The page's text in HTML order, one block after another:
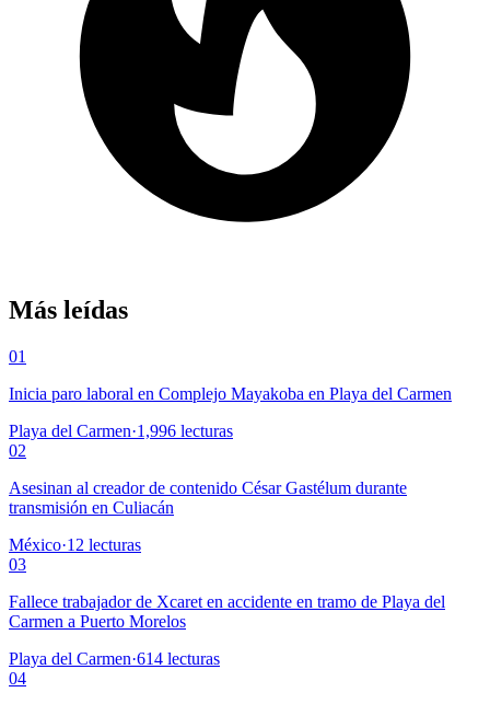
Más leídas
01
Inicia paro laboral en Complejo Mayakoba en Playa del Carmen
Playa del Carmen·1,996 lecturas
02
Asesinan al creador de contenido César Gastélum durante
transmisión en Culiacán
México·12 lecturas
03
Fallece trabajador de Xcaret en accidente en tramo de Playa del
Carmen a Puerto Morelos
Playa del Carmen·614 lecturas
04